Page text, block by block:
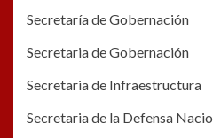
Secretaría de Gobernación
Secretaria de Gobernación
Secretaria de Infraestructura
Secretaria de la Defensa